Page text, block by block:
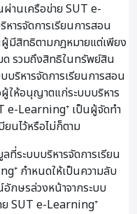
านเครือข่าย SUT e-
ารจัดการเรียนการสอน
มีสิทธิตามกฎหมายแต่เพียง
ด รวมถึงสิทธิในทรัพย์สิน
ริหารจัดการเรียนการสอน
ให้อนุญาตแก่ระบบบริหาร
e-Learning⁺ เป็นผู้จัดทำ
ยนไว้หรือไม่ก็ตาม
ที่ระบบบริหารจัดการเรียน
กำหนดให้เป็นความลับ
กษรล่วงหน้าจากระบบ
ย SUT e-Learning⁺